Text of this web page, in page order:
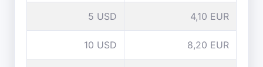
5 USD 4,10 EUR
10 USD 8,20 EUR